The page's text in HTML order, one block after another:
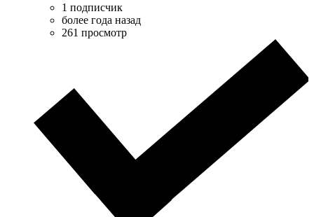
1 подписчик
более года назад
261 просмотр